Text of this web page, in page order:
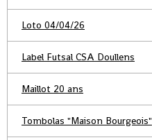
Loto 04/04/26
Label Futsal CSA Doullens
Maillot 20 ans
Tombolas "Maison Bourgeois"